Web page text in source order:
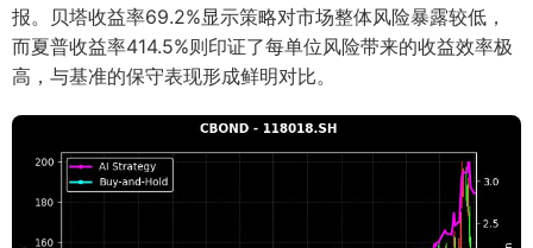
报。贝塔收益率69.2%显示策略对市场整体风险暴露较低，
而夏普收益率414.5%则印证了每单位风险带来的收益效率极
高，与基准的保守表现形成鲜明对比。